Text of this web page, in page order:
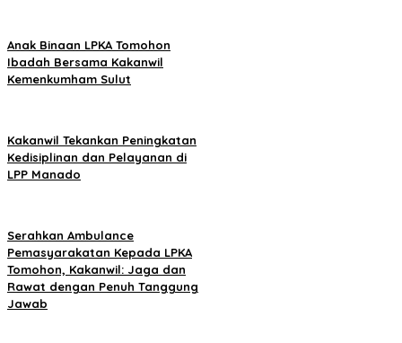
Anak Binaan LPKA Tomohon
Ibadah Bersama Kakanwil
Kemenkumham Sulut
Kakanwil Tekankan Peningkatan
Kedisiplinan dan Pelayanan di
LPP Manado
Serahkan Ambulance
Pemasyarakatan Kepada LPKA
Tomohon, Kakanwil: Jaga dan
Rawat dengan Penuh Tanggung
Jawab